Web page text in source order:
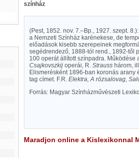
színház
(Pest, 1852. nov. 7.–Bp., 1927. szept.
a Nemzeti Színház karénekese, de
előadások kisebb szerepeinek
segédrendező, 1888-tól rend., 1892-től
100 operát állított színpadra. Működése
Csajkovszkij operái, R. Strauss három,
Elismerésként 1896-ban koronás arany
tag címet. F.R. Elektra, A rózsalovag,
Forrás: Magyar Színházművészeti
Maradjon online a Kislexikonnal